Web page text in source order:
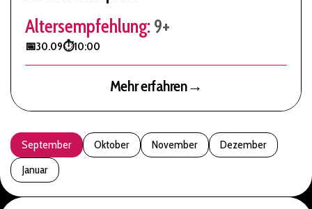
Altersempfehlung: 9+
📅30.09⏱️10:00
Mehr erfahren→
September Oktober November
Dezember
Januar